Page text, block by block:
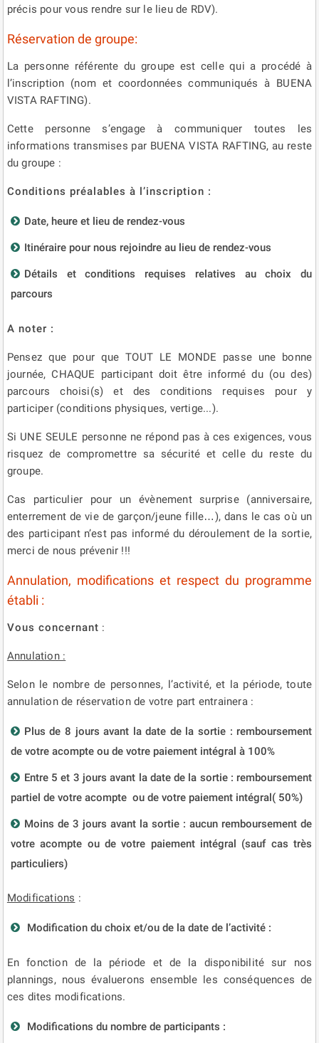
précis pour vous rendre sur le lieu de RDV).
Réservation de groupe:
La personne référente du groupe est celle qui a procédé à
l’inscription (nom et coordonnées communiqués à BUENA
VISTA RAFTING).
Cette personne s’engage à communiquer toutes les
informations transmises par BUENA VISTA RAFTING, au reste
du groupe :
Conditions préalables à l’inscription :
Date, heure et lieu de rendez-vous
Itinéraire pour nous rejoindre au lieu de rendez-vous
Détails et conditions requises relatives au choix du
parcours
A noter :
Pensez que pour que TOUT LE MONDE passe une bonne
journée, CHAQUE participant doit être informé du (ou des)
parcours choisi(s) et des conditions requises pour y
participer (conditions physiques, vertige...).
Si UNE SEULE personne ne répond pas à ces exigences, vous
risquez de compromettre sa sécurité et celle du reste du
groupe.
Cas particulier pour un évènement surprise (anniversaire,
enterrement de vie de garçon/jeune fille…), dans le cas où un
des participant n’est pas informé du déroulement de la sortie,
merci de nous prévenir !!!
Annulation, modifications et respect du programme
établi :
Vous concernant :
Annulation :
Selon le nombre de personnes, l’activité, et la période, toute
annulation de réservation de votre part entrainera :
Plus de 8 jours avant la date de la sortie : remboursement
de votre acompte ou de votre paiement intégral à 100%
Entre 5 et 3 jours avant la date de la sortie : remboursement
partiel de votre acompte ou de votre paiement intégral( 50%)
Moins de 3 jours avant la sortie : aucun remboursement de
votre acompte ou de votre paiement intégral (sauf cas très
particuliers)
Modifications :
Modification du choix et/ou de la date de l’activité :
En fonction de la période et de la disponibilité sur nos
plannings, nous évaluerons ensemble les conséquences de
ces dites modifications.
Modifications du nombre de participants :